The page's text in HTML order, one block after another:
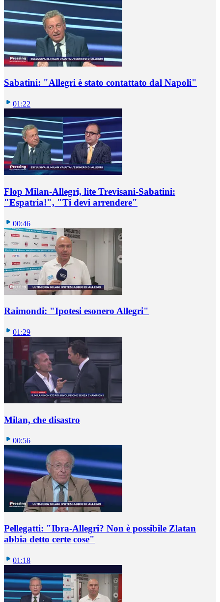
Sabatini: "Allegri è stato contattato dal Napoli"
01:22
Flop Milan-Allegri, lite Trevisani-Sabatini:
"Espatria!", "Ti devi arrendere"
00:46
Raimondi: "Ipotesi esonero Allegri"
01:29
Milan, che disastro
00:56
Pellegatti: "Ibra-Allegri? Non è possibile Zlatan
abbia detto certe cose"
01:18